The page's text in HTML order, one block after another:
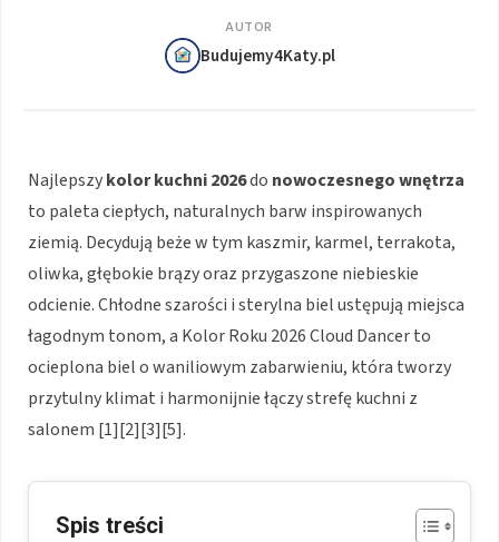
AUTOR
Budujemy4Katy.pl
Najlepszykolor kuchni 2026do nowoczesnego wnętrza
to paleta ciepłych, naturalnych barw inspirowanych
ziemią. Decydują beże w tym kaszmir, karmel, terrakota,
oliwka, głębokie brązy oraz przygaszone niebieskie
odcienie. Chłodne szarości i sterylna biel ustępują miejsca
łagodnym tonom, a Kolor Roku 2026 Cloud Dancer to
ocieplona biel o waniliowym zabarwieniu, która tworzy
przytulny klimat i harmonijnie łączy strefę kuchni z
salonem [1][2][3][5].
Spis treści